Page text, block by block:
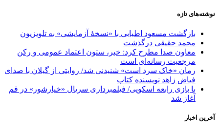
نوشته‌های تازه
بازگشت مسعود اطیابی با «نسخهٔ آزمایشی» به تلویزیون
محمد حقیقی درگذشت
معاون صدا مطرح کرد: خبر، ستون اعتماد عمومی و رکن
مرجعیت رسانه‌ای است
رمان «خاک سرد است» شنیدنی شد/ روایتی از گیلان با صدای
فیاض زاهد نویسنده کتاب
با بازی رابعه اسکویی/ فیلمبرداری سریال «خیارشور» در قم
آغاز شد
آخرین اخبار